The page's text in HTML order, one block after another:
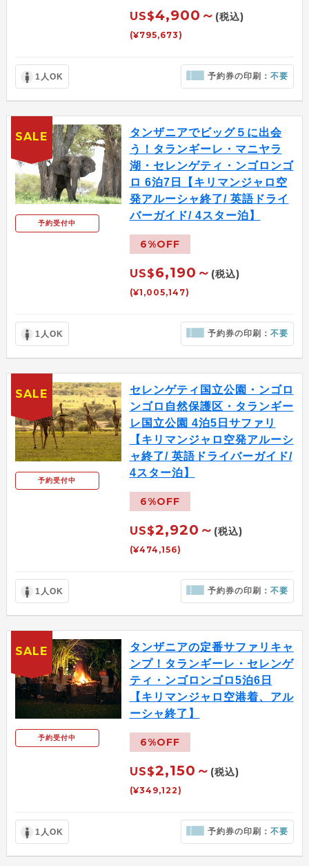
US$4,900～ (税込)
(¥795,673)
1人OK 予約券の印刷：不要
予約受付中
タンザニアでビッグ５に出会
う！タランギーレ・マニヤラ
湖・セレンゲティ・ンゴロンゴ
ロ 6泊7日【キリマンジャロ空
発アルーシャ終了/ 英語ドライ
バーガイド/ 4スター泊】
6%OFF
US$6,190～ (税込)
(¥1,005,147)
1人OK 予約券の印刷：不要
SALE
予約受付中
セレンゲティ国立公園・ンゴロ
ンゴロ自然保護区・タランギー
レ国立公園 4泊5日サファリ
【キリマンジャロ空発アルーシ
ャ終了/ 英語ドライバーガイド/
4スター泊】
6%OFF
US$2,920～ (税込)
(¥474,156)
1人OK 予約券の印刷：不要
SALE
予約受付中
タンザニアの定番サファリキャ
ンプ！タランギーレ・セレンゲ
ティ・ンゴロンゴロ5泊6日
【キリマンジャロ空港着、アル
ーシャ終了】
6%OFF
US$2,150～ (税込)
(¥349,122)
1人OK 予約券の印刷：不要
SALE